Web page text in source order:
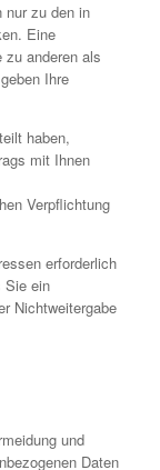
nur zu den in
Eine
zu anderen als
Ihre
haben,
mit Ihnen
Verpflichtung
erforderlich
Sie ein
Nichtweitergabe
und
Daten